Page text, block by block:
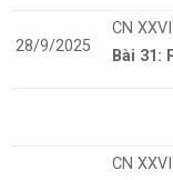
28/9/2025
CN
Bài 31:
CN